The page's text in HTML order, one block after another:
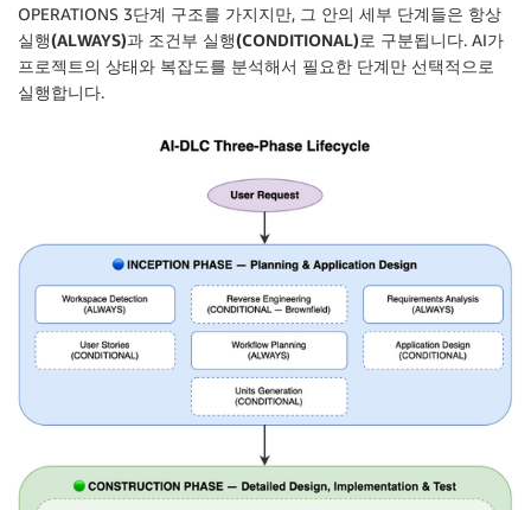
OPERATIONS 3단계 구조를 가지지만, 그 안의 세부 단계들은 항상
실행(ALWAYS)과 조건부 실행(CONDITIONAL)로 구분됩니다. AI가
프로젝트의 상태와 복잡도를 분석해서 필요한 단계만 선택적으로
실행합니다.